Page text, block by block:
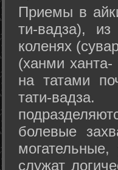
Приемы в
ти-вадза),
коленях
(ханми
на татами
тати-
болевые
служат